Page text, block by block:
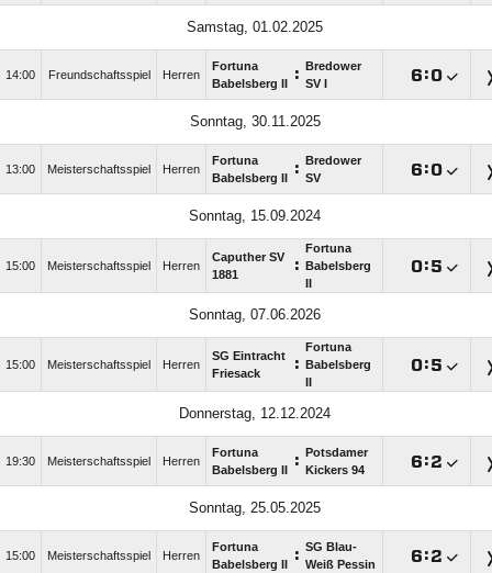
Samstag, 01.02.2025
14:00 Freundschaftsspiel Herren
Fortuna
Babelsberg II
:
Bredower
SV I
:
Sonntag, 30.11.2025
13:00 Meisterschaftsspiel Herren
Fortuna
Babelsberg II
:
Bredower
SV
:
Sonntag, 15.09.2024
15:00 Meisterschaftsspiel Herren
Caputher SV
1881
:
Fortuna
Babelsberg
:
Sonntag, 07.06.2026
15:00 Meisterschaftsspiel Herren
SG Eintracht
Friesack
:
Fortuna
Babelsberg
:
Donnerstag, 12.12.2024
19:30 Meisterschaftsspiel Herren
Fortuna
Babelsberg II
:
Potsdamer
Kickers 94
:
Sonntag, 25.05.2025
15:00 Meisterschaftsspiel Herren
Fortuna
Babelsberg II
: SG Blau-
Weiß Pessin
: